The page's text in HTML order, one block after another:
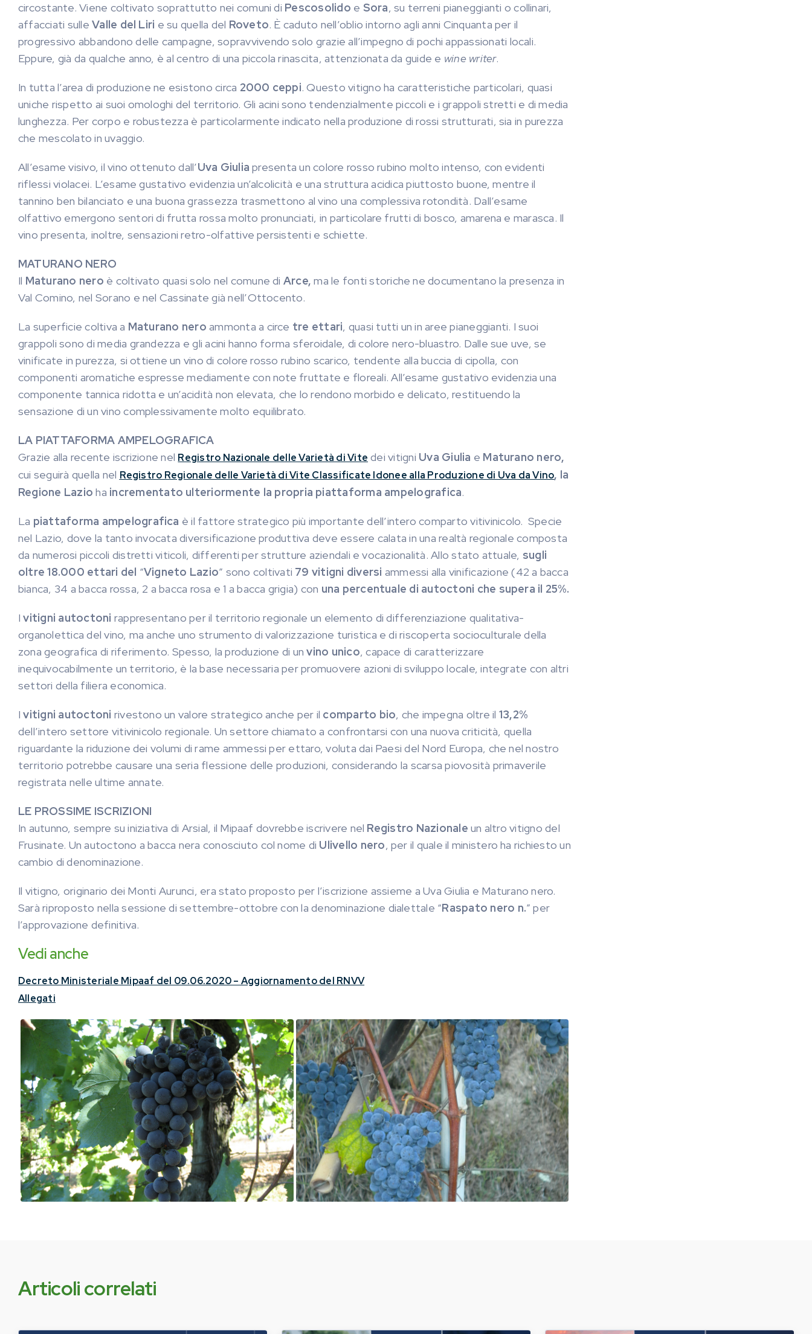
circostante. Viene coltivato soprattutto nei comuni di Pescosolido e Sora, su terreni pianeggianti o collinari,
affacciati sulleValle del Liri e su quella del Roveto. È caduto nell’oblio intorno agli anni Cinquanta per il
progressivo abbandono delle campagne, sopravvivendo solo grazie all’impegno di pochi appassionati locali.
Eppure, già da qualche anno, è al centro di una piccola rinascita, attenzionata da guide e wine writer.
In tutta l’area di produzione ne esistono circa 2000 ceppi. Questo vitigno ha caratteristiche particolari, quasi
uniche rispetto ai suoi omologhi del territorio. Gli acini sono tendenzialmente piccoli e i grappoli stretti e di media
lunghezza. Per corpo e robustezza è particolarmente indicato nella produzione di rossi strutturati, sia in purezza
che mescolato in uvaggio.
All’esame visivo, il vino ottenuto dall’Uva Giuliapresenta un colore rosso rubino molto intenso, con evidenti
riflessi violacei. L’esame gustativo evidenzia un’alcolicità e una struttura acidica piuttosto buone, mentre il
tannino ben bilanciato e una buona grassezza trasmettono al vino una complessiva rotondità. Dall’esame
olfattivo emergono sentori di frutta rossa molto pronunciati, in particolare frutti di bosco, amarena e marasca. Il
vino presenta, inoltre, sensazioni retro-olfattive persistenti e schiette.
MATURANO NERO
Il Maturano nero è coltivato quasi solo nel comune di Arce, ma le fonti storiche ne documentano la presenza in
Val Comino, nel Sorano e nel Cassinate già nell’Ottocento.
La superficie coltiva a Maturano nero ammonta a circe tre ettari, quasi tutti un in aree pianeggianti. I suoi
grappoli sono di media grandezza e gli acini hanno forma sferoidale, di colore nero-bluastro. Dalle sue uve, se
vinificate in purezza, si ottiene un vino di colore rosso rubino scarico, tendente alla buccia di cipolla, con
componenti aromatiche espresse mediamente con note fruttate e floreali. All’esame gustativo evidenzia una
componente tannica ridotta e un’acidità non elevata, che lo rendono morbido e delicato, restituendo la
sensazione di un vino complessivamente molto equilibrato.
LA PIATTAFORMA AMPELOGRAFICA
Grazie alla recente iscrizione nel Registro Nazionale delle Varietà di Vite dei vitigni Uva Giulia e Maturano nero,
cui seguirà quella nel Registro Regionale delle Varietà di Vite Classificate Idonee alla Produzione di Uva da Vino, la
Regione Lazioha incrementato ulteriormente la propria piattaforma ampelografica.
La piattaforma ampelografica è il fattore strategico più importante dell’intero comparto vitivinicolo. Specie
nel Lazio, dove la tanto invocata diversificazione produttiva deve essere calata in una realtà regionale composta
da numerosi piccoli distretti viticoli, differenti per strutture aziendali e vocazionalità. Allo stato attuale, sugli
oltre 18.000 ettari del “Vigneto Lazio” sono coltivati 79 vitigni diversi ammessi alla vinificazione (42 a bacca
bianca, 34 a bacca rossa, 2 a bacca rosa e 1 a bacca grigia) con una percentuale di autoctoni che supera il 25%.
Ivitigni autoctoni rappresentano per il territorio regionale un elemento di differenziazione qualitativa-
organolettica del vino, ma anche uno strumento di valorizzazione turistica e di riscoperta socioculturale della
zona geografica di riferimento. Spesso, la produzione di unvino unico, capace di caratterizzare
inequivocabilmente un territorio, è la base necessaria per promuovere azioni di sviluppo locale, integrate con altri
settori della filiera economica.
Ivitigni autoctoni rivestono un valore strategico anche per il comparto bio, che impegna oltre il 13,2%
dell’intero settore vitivinicolo regionale. Un settore chiamato a confrontarsi con una nuova criticità, quella
riguardante la riduzione dei volumi di rame ammessi per ettaro, voluta dai Paesi del Nord Europa, che nel nostro
territorio potrebbe causare una seria flessione delle produzioni, considerando la scarsa piovosità primaverile
registrata nelle ultime annate.
LE PROSSIME ISCRIZIONI
In autunno, sempre su iniziativa di Arsial, il Mipaaf dovrebbe iscrivere nel Registro Nazionale un altro vitigno del
Frusinate. Un autoctono a bacca nera conosciuto col nome di Ulivello nero, per il quale il ministero ha richiesto un
cambio di denominazione.
Il vitigno, originario dei Monti Aurunci, era stato proposto per l’iscrizione assieme a Uva Giulia e Maturano nero.
Sarà riproposto nella sessione di settembre-ottobre con la denominazione dialettale “Raspato nero n.” per
l’approvazione definitiva.
Vedi anche
Decreto Ministeriale Mipaaf del 09.06.2020 – Aggiornamento del RNVV
Allegati
Articoli correlati